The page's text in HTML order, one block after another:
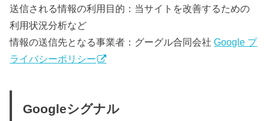
送信される情報の利用目的：当サイトを改善するための
利用状況分析など
情報の送信先となる事業者：グーグル合同会社Google プ
ライバシーポリシー
Googleシグナル